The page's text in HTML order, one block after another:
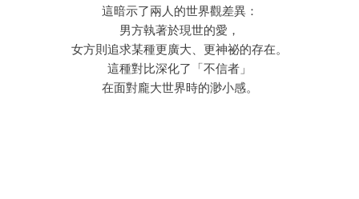
這暗示了兩人的世界觀差異：
男方執著於現世的愛，
女方則追求某種更廣大、更神祕的存在。
這種對比深化了「不信者」
在面對龐大世界時的渺小感。